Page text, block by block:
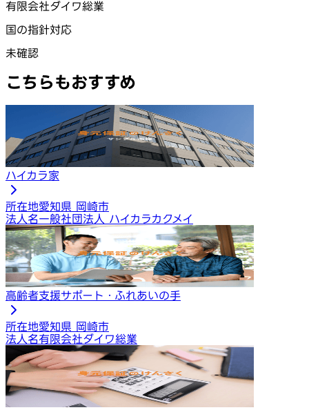
有限会社ダイワ総業
国の指針対応
未確認
こちらもおすすめ
ハイカラ家
所在地愛知県 岡崎市
法人名一般社団法人 ハイカラカクメイ
高齢者支援サポート・ふれあいの手
所在地愛知県 岡崎市
法人名有限会社ダイワ総業